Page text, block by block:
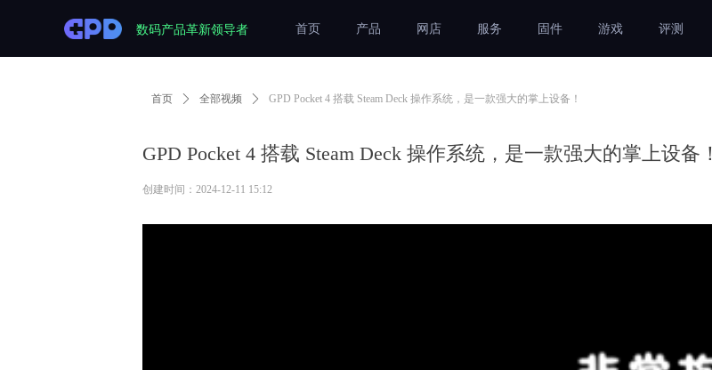
首页 产品 网店 服务 固件 游戏 评测
数码产品革新领导者
GPD Pocket 4 搭载 Steam Deck 操作系统，是一款强大的掌上设备！
首页 ꄲ 全部视频 ꄲ GPD Pocket 4 搭载 Steam Deck 操作系统，是一款强大的掌上设备！
创建时间： 2024-12-11 15:12